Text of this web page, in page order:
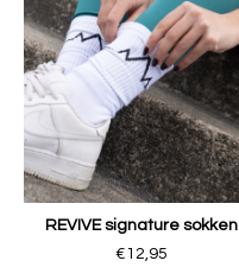
REVIVE signature sokken
€12,95